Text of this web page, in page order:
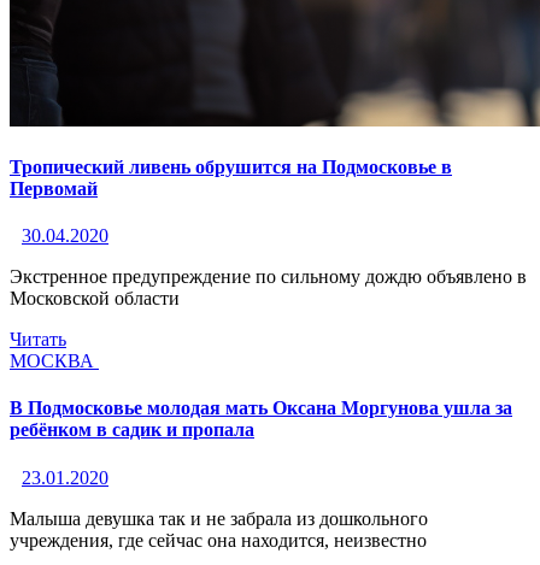
Тропический ливень обрушится на Подмосковье в
Первомай
30.04.2020
Экстренное предупреждение по сильному дождю объявлено в
Московской области
Читать
МОСКВА
В Подмосковье молодая мать Оксана Моргунова ушла за
ребёнком в садик и пропала
23.01.2020
Малыша девушка так и не забрала из дошкольного
учреждения, где сейчас она находится, неизвестно